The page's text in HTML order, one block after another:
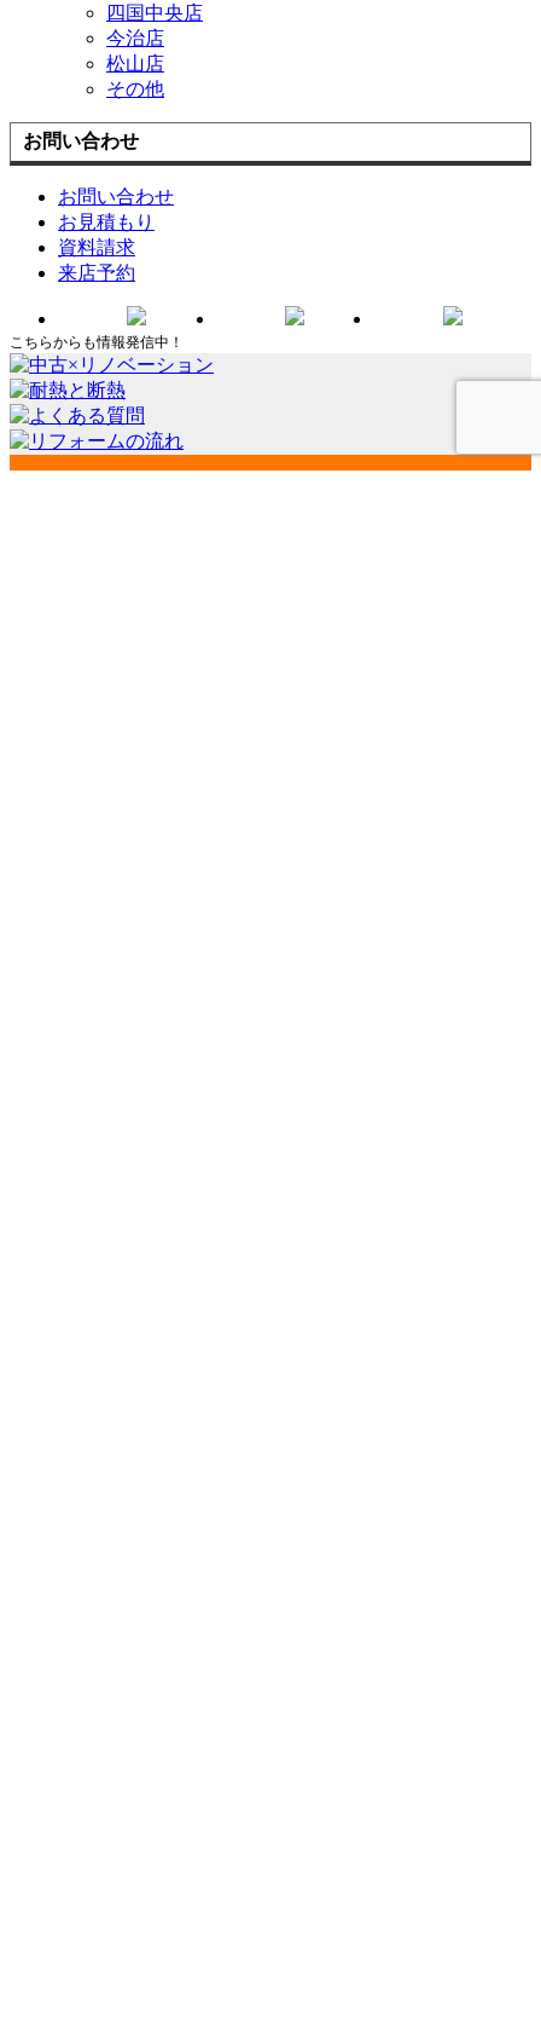
四国中央店
今治店
松山店
その他
お問い合わせ
お問い合わせ
お見積もり
資料請求
来店予約
こちらからも情報発信中！